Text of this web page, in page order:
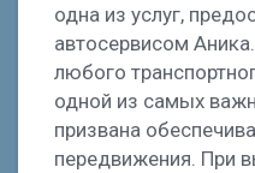
одна из услуг,
автосервисом
любого
одной из самых
призвана
передвижения. При